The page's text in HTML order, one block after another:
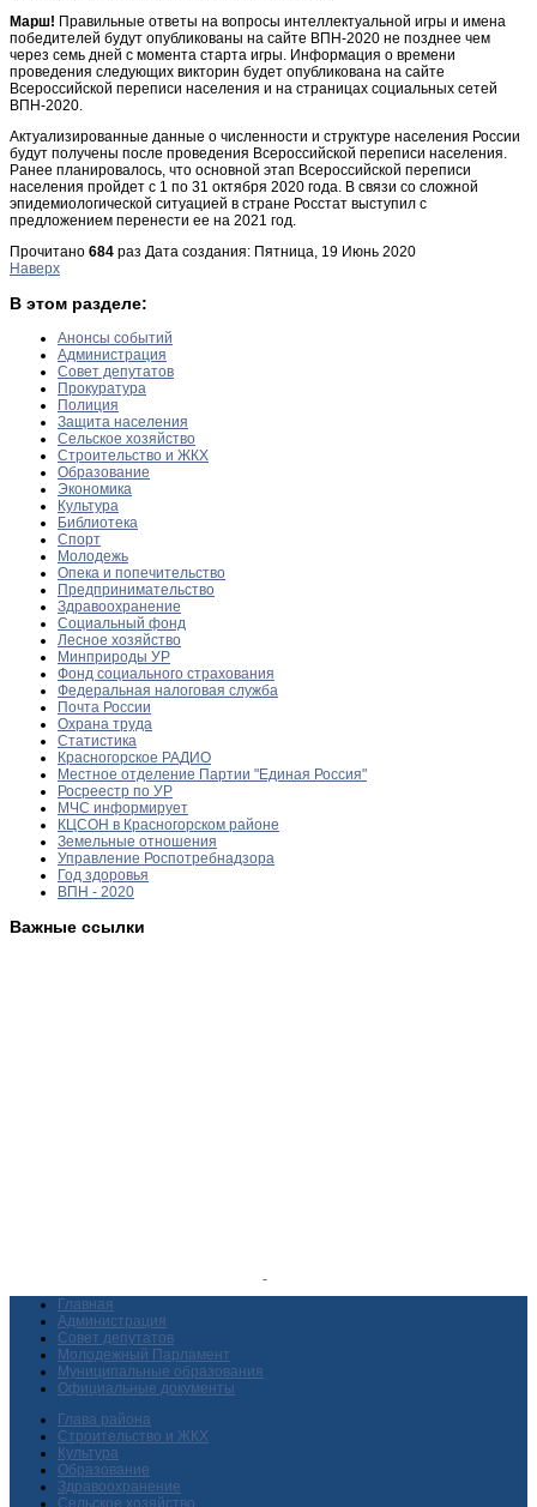
Марш! Правильные ответы на вопросы интеллектуальной игры и имена
победителей будут опубликованы на сайте ВПН-2020 не позднее чем
через семь дней с момента старта игры. Информация о времени
проведения следующих викторин будет опубликована на сайте
Всероссийской переписи населения и на страницах социальных сетей
ВПН-2020.
Актуализированные данные о численности и структуре населения России
будут получены после проведения Всероссийской переписи населения.
Ранее планировалось, что основной этап Всероссийской переписи
населения пройдет с 1 по 31 октября 2020 года. В связи со сложной
эпидемиологической ситуацией в стране Росстат выступил с
предложением перенести ее на 2021 год.
Прочитано 684 раз Дата создания: Пятница, 19 Июнь 2020
Наверх
В этом разделе:
Анонсы событий
Администрация
Совет депутатов
Прокуратура
Полиция
Защита населения
Сельское хозяйство
Строительство и ЖКХ
Образование
Экономика
Культура
Библиотека
Спорт
Молодежь
Опека и попечительство
Предпринимательство
Здравоохранение
Социальный фонд
Лесное хозяйство
Минприроды УР
Фонд социального страхования
Федеральная налоговая служба
Почта России
Охрана труда
Статистика
Красногорское РАДИО
Местное отделение Партии "Единая Россия"
Росреестр по УР
МЧС информирует
КЦСОН в Красногорском районе
Земельные отношения
Управление Роспотребнадзора
Год здоровья
ВПН - 2020
Важные ссылки
Главная
Администрация
Совет депутатов
Молодежный Парламент
Муниципальные образования
Официальные документы
Глава района
Строительство и ЖКХ
Культура
Образование
Здравоохранение
Сельское хозяйство